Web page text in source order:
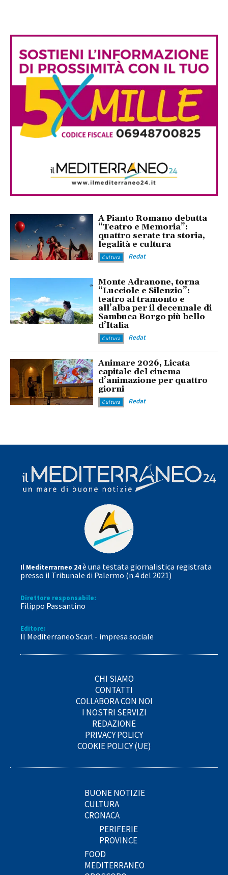
A Pianto Romano debutta
“Teatro e Memoria”:
quattro serate tra storia,
legalità e cultura
Cultura Redat
Monte Adranone, torna
“Lucciole e Silenzio”:
teatro al tramonto e
all’alba per il decennale di
Sambuca Borgo più bello
d’Italia
Cultura Redat
Animare 2026, Licata
capitale del cinema
d’animazione per quattro
giorni
Cultura Redat
Il Mediterrarneo 24è una testata giornalistica registrata
presso il Tribunale di Palermo (n.4 del 2021)
Direttore responsabile:
Filippo Passantino
Editore:
Il Mediterraneo Scarl - impresa sociale
CHI SIAMO
CONTATTI
COLLABORA CON NOI
I NOSTRI SERVIZI
REDAZIONE
PRIVACY POLICY
COOKIE POLICY (UE)
BUONE NOTIZIE
CULTURA
CRONACA
PERIFERIE
PROVINCE
FOOD
MEDITERRANEO